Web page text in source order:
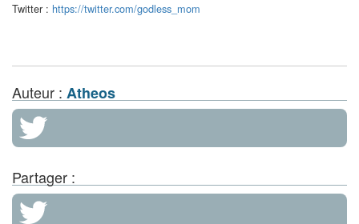
Twitter : https://twitter.com/godless_mom
Auteur : Atheos
Partager :